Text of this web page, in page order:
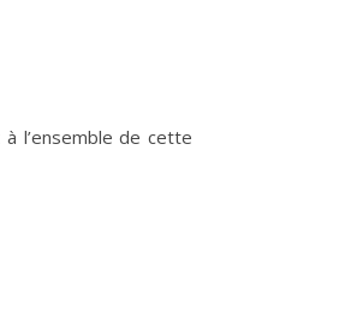
l’ensemble de cette